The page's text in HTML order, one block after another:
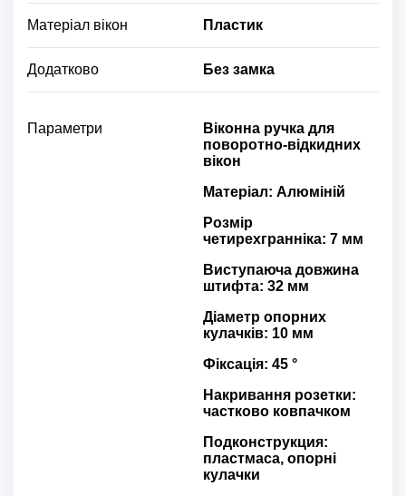
Матеріал вікон Пластик
Додатково Без замка
Параметри
Віконна ручка для
поворотно-відкидних
вікон
Матеріал: Алюміній
Розмір
четирехгранніка: 7 мм
Виступаюча довжина
штифта: 32 мм
Діаметр опорних
кулачків: 10 мм
Фіксація: 45 °
Накривання розетки:
частково ковпачком
Подконструкция:
пластмаса, опорні
кулачки